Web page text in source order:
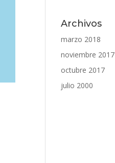
Archivos
marzo 2018
noviembre 2017
octubre 2017
julio 2000